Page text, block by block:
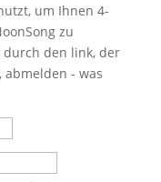
um Ihnen 4-
zu
durch den link, der
- was